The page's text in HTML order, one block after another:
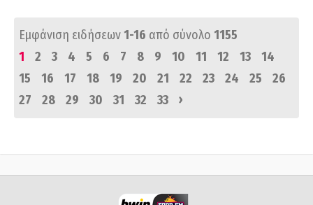
Εμφάνιση ειδήσεων1-16 από σύνολο 1155
1
2 3 4 5 6 7 8 9 10 11 12 13
14
15
16 17 18 19 20 21 22 23 24 25
26
27
28 29 30 31 32 33 ›